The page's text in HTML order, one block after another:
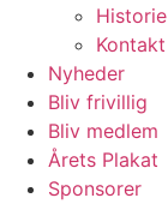
Historie
Kontakt
Nyheder
Bliv frivillig
Bliv medlem
Årets Plakat
Sponsorer